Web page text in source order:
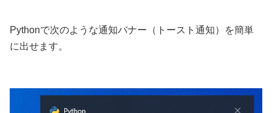
Pythonで次のような通知バナー（トースト通知）を簡単
に出せます。